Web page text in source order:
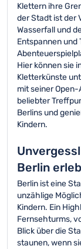
Klettern ihre
der Stadt ist der
Wasserfall und
Entspannen und
Hier können sie
Kletterkünste
mit seiner
beliebter
Berlins und
Kindern.
Berlin
Berlin ist eine
unzählige
Kindern. Ein
Fernsehturms,
Blick über die
staunen, wenn